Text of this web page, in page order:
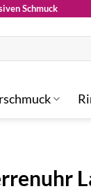
Schmuck